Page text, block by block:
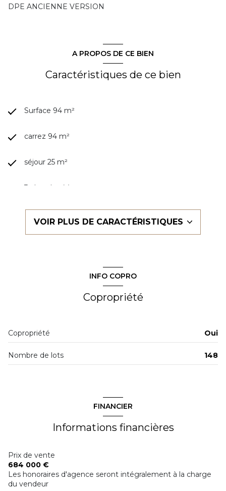
DPE ANCIENNE VERSION
A PROPOS DE CE BIEN
Caractéristiques de ce bien
Surface 94 m²
carrez 94 m²
séjour 25 m²
3 chambre(s)
exposition Sud-Est
3ème étage
VOIR PLUS DE CARACTÉRISTIQUES
INFO COPRO
Copropriété
Copropriété Oui
Nombre de lots 148
FINANCIER
Informations financières
Prix de vente
684 000 €
Les honoraires d'agence seront intégralement à la charge
du vendeur